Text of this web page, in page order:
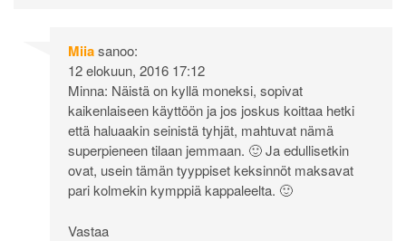
Miiasanoo:
12 elokuun, 2016 17:12
Minna: Näistä on kyllä moneksi, sopivat
kaikenlaiseen käyttöön ja jos joskus koittaa hetki
että haluaakin seinistä tyhjät, mahtuvat nämä
superpieneen tilaan jemmaan. 🙂 Ja edullisetkin
ovat, usein tämän tyyppiset keksinnöt maksavat
pari kolmekin kymppiä kappaleelta. 🙂
Vastaa